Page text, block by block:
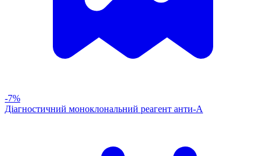
-7%
Діагностичний моноклональний реагент анти-А